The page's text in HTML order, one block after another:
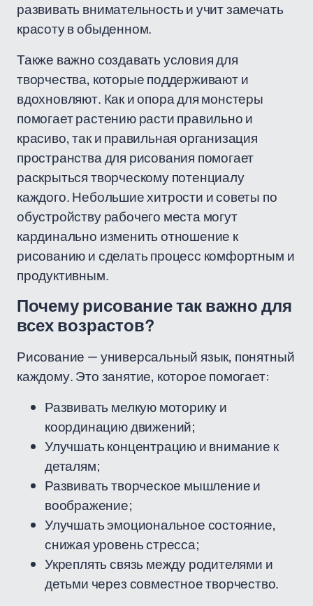
развивать внимательность и учит замечать
красоту в обыденном.
Также важно создавать условия для
творчества, которые поддерживают и
вдохновляют. Как и опора для монстеры
помогает растению расти правильно и
красиво, так и правильная организация
пространства для рисования помогает
раскрыться творческому потенциалу
каждого. Небольшие хитрости и советы по
обустройству рабочего места могут
кардинально изменить отношение к
рисованию и сделать процесс комфортным и
продуктивным.
Почему рисование так важно для
всех возрастов?
Рисование — универсальный язык, понятный
каждому. Это занятие, которое помогает:
Развивать мелкую моторику и
координацию движений;
Улучшать концентрацию и внимание к
деталям;
Развивать творческое мышление и
воображение;
Улучшать эмоциональное состояние,
снижая уровень стресса;
Укреплять связь между родителями и
детьми через совместное творчество.